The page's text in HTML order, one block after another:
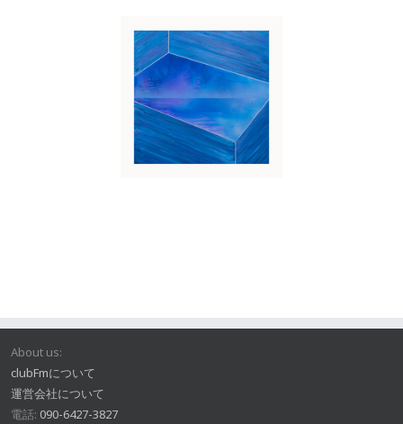
About us:
clubFmについて
運営会社について
電話: 090-6427-3827